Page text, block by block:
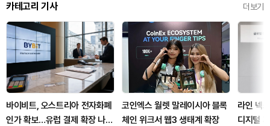
카테고리 기사 더보기
바이비트, 오스트리아 전자화폐
인가 확보…유럽 결제 확장 나선
코인엑스 월렛 말레이시아 블록
체인 위크서 웹3 생태계 확장
라인 넥
디지털